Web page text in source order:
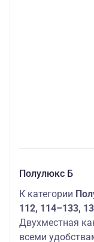
Полулюкс Б
К категории
112, 114–133,
Двухместная
всеми